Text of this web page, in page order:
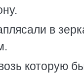
в
которую